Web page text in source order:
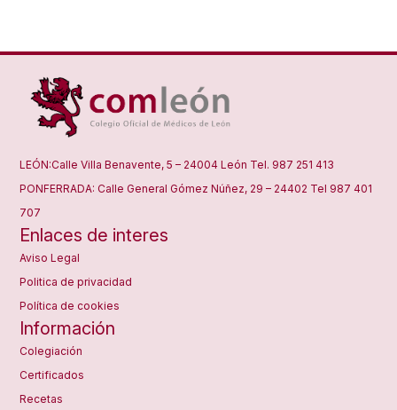
LEÓN:Calle Villa Benavente, 5 – 24004 León Tel. 987 251 413
PONFERRADA: Calle General Gómez Núñez, 29 – 24402 Tel 987 401
707
Enlaces de interes
Aviso Legal
Politica de privacidad
Política de cookies
Información
Colegiación
Certificados
Recetas